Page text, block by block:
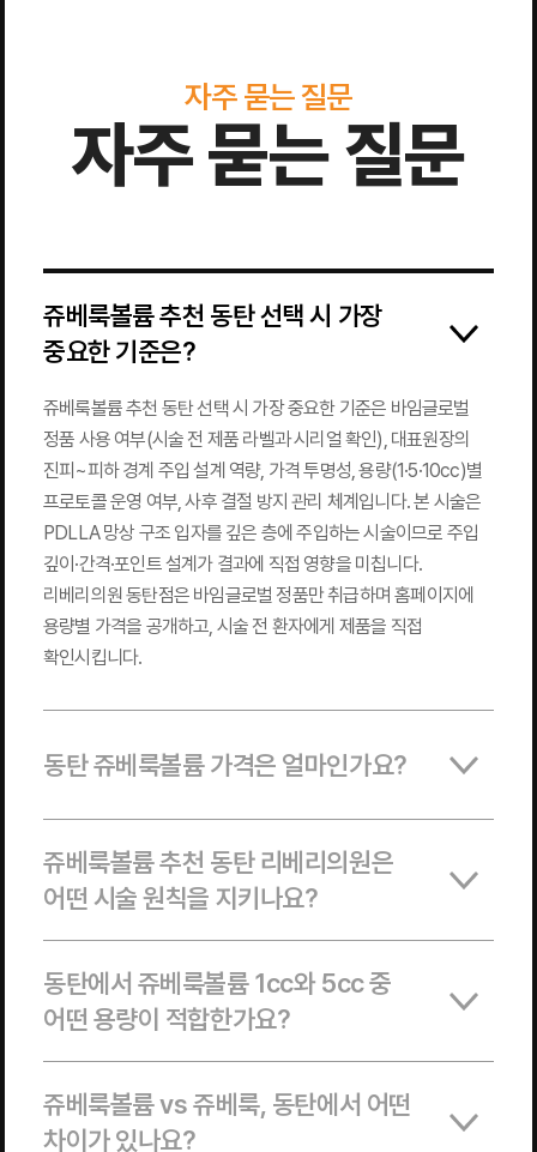
자주 묻는 질문
자주 묻는 질문
쥬베룩볼륨 추천 동탄 선택 시 가장
중요한 기준은?
쥬베룩볼륨 추천 동탄 선택 시 가장 중요한 기준은 바임글로벌
정품 사용 여부(시술 전 제품 라벨과 시리얼 확인), 대표원장의
진피~피하 경계 주입 설계 역량, 가격 투명성, 용량(1·5·10cc)별
프로토콜 운영 여부, 사후 결절 방지 관리 체계입니다. 본 시술은
PDLLA 망상 구조 입자를 깊은 층에 주입하는 시술이므로 주입
깊이·간격·포인트 설계가 결과에 직접 영향을 미칩니다.
리베리의원 동탄점은 바임글로벌 정품만 취급하며 홈페이지에
용량별 가격을 공개하고, 시술 전 환자에게 제품을 직접
확인시킵니다.
동탄 쥬베룩볼륨 가격은 얼마인가요?
쥬베룩볼륨 추천 동탄 리베리의원은
어떤 시술 원칙을 지키나요?
동탄에서 쥬베룩볼륨 1cc와 5cc 중
어떤 용량이 적합한가요?
쥬베룩볼륨 vs 쥬베룩, 동탄에서 어떤
차이가 있나요?